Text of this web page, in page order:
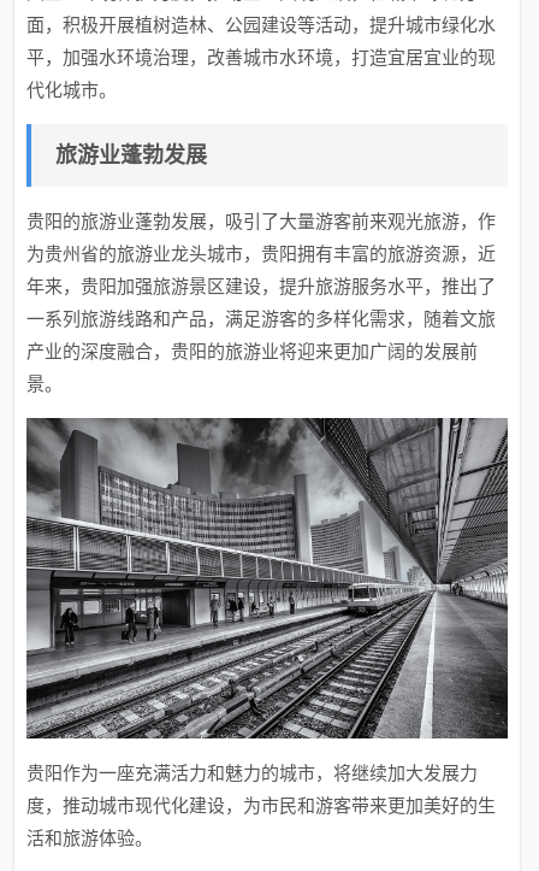
面，积极开展植树造林、公园建设等活动，提升城市绿化水
平，加强水环境治理，改善城市水环境，打造宜居宜业的现
代化城市。
旅游业蓬勃发展
贵阳的旅游业蓬勃发展，吸引了大量游客前来观光旅游，作
为贵州省的旅游业龙头城市，贵阳拥有丰富的旅游资源，近
年来，贵阳加强旅游景区建设，提升旅游服务水平，推出了
一系列旅游线路和产品，满足游客的多样化需求，随着文旅
产业的深度融合，贵阳的旅游业将迎来更加广阔的发展前
景。
贵阳作为一座充满活力和魅力的城市，将继续加大发展力
度，推动城市现代化建设，为市民和游客带来更加美好的生
活和旅游体验。